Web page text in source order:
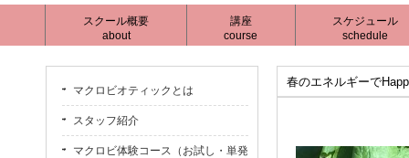
スクール概要
about
講座
course
スケジュール
schedule
春のエネルギーで
マクロビオティックとは
スタッフ紹介
マクロビ体験コース（お試し・単発